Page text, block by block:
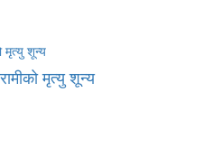
मृत्यु शून्य